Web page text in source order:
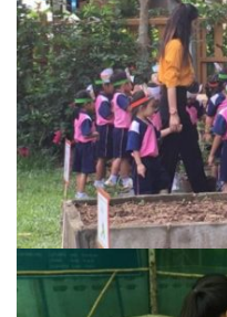
นะลาวิวรีสอร์ท
นาต้นบัวโฮมสเตย์
น่านปัว รีสอร์ท
นาเหล่า เก๊าสลี โฮมสเตย์
นาไผ่ปัววิว
บวกบัววิวรีสอร์ท